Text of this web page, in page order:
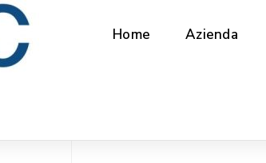
Home Azienda